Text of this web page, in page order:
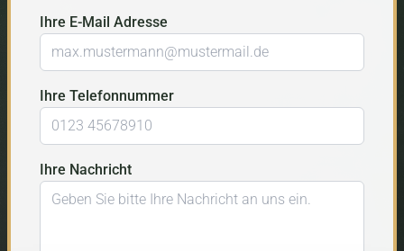
Ihre E-Mail Adresse
Ihre Telefonnummer
Ihre Nachricht